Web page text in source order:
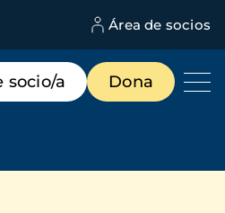
Área de socios
socio/a Dona